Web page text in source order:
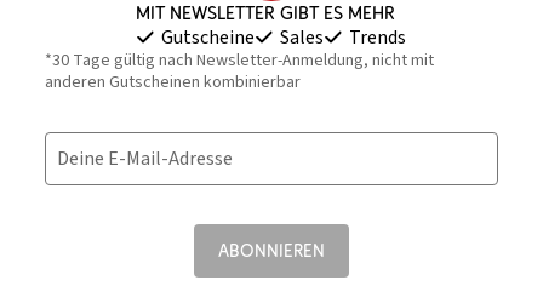
Mit Newsletter gibt es mehr
Gutscheine Sales Trends
*30 Tage gültig nach Newsletter-Anmeldung, nicht mit
anderen Gutscheinen kombinierbar
Deine E-Mail-Adresse
ABONNIEREN